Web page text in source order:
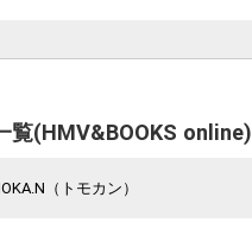
覧(HMV&BOOKS online)
（トモカン）